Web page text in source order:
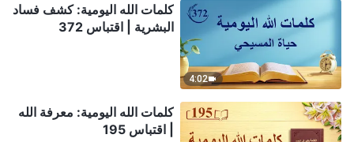
4:02
كلمات الله اليومية: كشف فساد
البشرية | اقتباس 372
كلمات الله اليومية: معرفة الله
| اقتباس 195